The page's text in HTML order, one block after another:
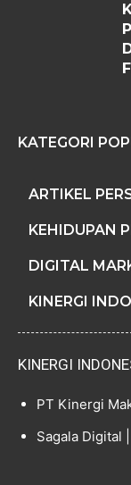
KATEGORI
ARTIKEL
KEHIDUPAN
DIGITAL
KINERGI
KINERGI
PT Kinergi
Sagala Digital |